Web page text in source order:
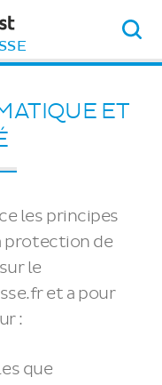
ET
les principes
protection de
le
et a pour
:
que